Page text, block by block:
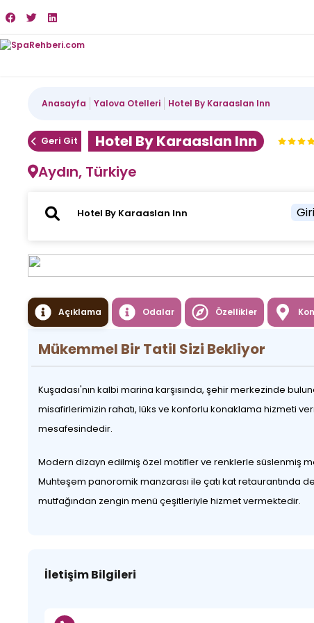
Anasayfa Yalova Otelleri Hotel By Karaaslan Inn
Geri Git
Hotel By Karaaslan Inn
Aydın, Türkiye
Açıklama Odalar Özellikler
Mükemmel Bir Tatil Sizi Bekliyor
Kuşadası'nın kalbi marina karşısında, şehir merkezinde
misafirlerimizin rahatı, lüks ve konforlu konaklama hizmeti
mesafesindedir.
Modern dizayn edilmiş özel motifler ve renklerle süslenmiş
Muhteşem panoromik manzarası ile çatı kat retaurantında
mutfağından zengin menü çeşitleriyle hizmet vermektedir.
İletişim Bilgileri